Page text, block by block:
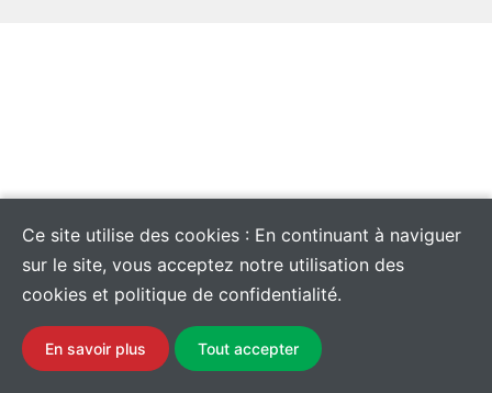
Ce site utilise des cookies : En continuant à naviguer
sur le site, vous acceptez notre utilisation des
cookies et politique de confidentialité.
En savoir plus Tout accepter